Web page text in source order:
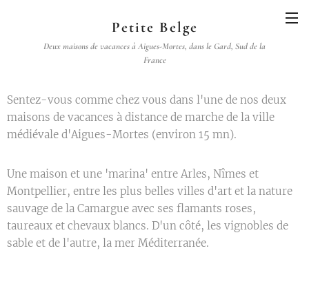
Petite Belge
Deux maisons de vacances à Aigues-Mortes, dans le Gard, Sud de la
France
Sentez-vous comme chez vous dans l'une de nos deux
maisons de vacances à distance de marche de la ville
médiévale d'Aigues-Mortes (environ 15 mn).
Une maison et une 'marina' entre Arles, Nîmes et
Montpellier, entre les plus belles villes d'art et la nature
sauvage de la Camargue avec ses flamants roses,
taureaux et chevaux blancs. D'un côté, les vignobles de
sable et de l'autre, la mer Méditerranée.